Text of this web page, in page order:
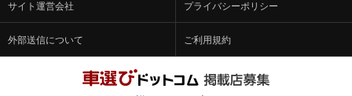
サイト運営会社 プライバシーポリシー
外部送信について ご利用規約